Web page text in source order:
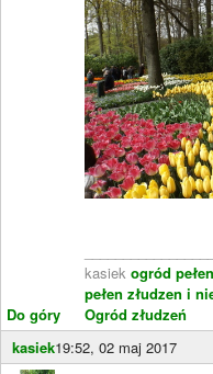
Do góry
kasiek ogród
pełen złudzen i
Ogród złudzeń
kasiek19:52, 02 maj 2017